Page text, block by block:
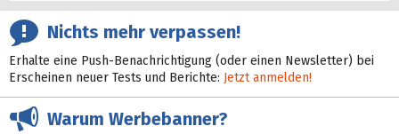
Nichts mehr verpassen!
Erhalte eine Push-Benachrichtigung (oder einen Newsletter) bei
Erscheinen neuer Tests und Berichte: Jetzt anmelden!
Warum Werbebanner?